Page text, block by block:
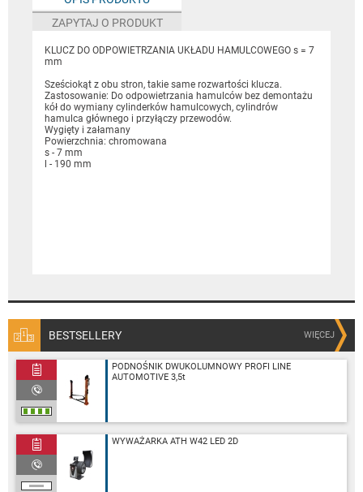
ZAPYTAJ O PRODUKT
KLUCZ DO ODPOWIETRZANIA UKŁADU HAMULCOWEGO s = 7
mm
Sześciokąt z obu stron, takie same rozwartości klucza.
Zastosowanie: Do odpowietrzania hamulców bez demontażu
kół do wymiany cylinderków hamulcowych, cylindrów
hamulca głównego i przyłączy przewodów.
Wygięty i załamany
Powierzchnia: chromowana
s - 7 mm
l - 190 mm
BESTSELLERY WIĘCEJ
PODNOŚNIK DWUKOLUMNOWY PROFI LINE
AUTOMOTIVE 3,5t
WYWAŻARKA ATH W42 LED 2D